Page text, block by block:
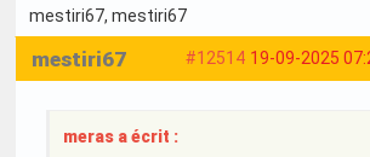
mestiri67, mestiri67
#12514 19-09-2025
mestiri67
meras a écrit :